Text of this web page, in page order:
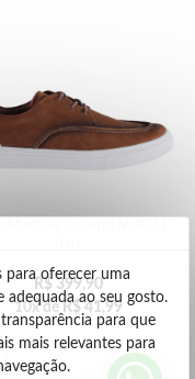
para oferecer uma
adequada ao seu gosto.
para que
mais relevantes para
R$ 399,90
10x de R$ 41,99